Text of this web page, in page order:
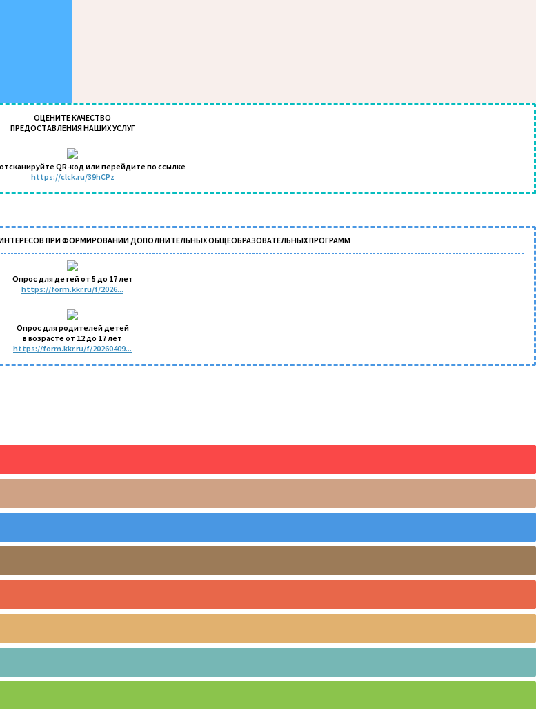
ОЦЕНИТЕ КАЧЕСТВО
ПРЕДОСТАВЛЕНИЯ НАШИХ УСЛУГ
QR-код или перейдите по ссылке
https://clck.ru/39hCPz
ПРИ ФОРМИРОВАНИИ ДОПОЛНИТЕЛЬНЫХ ОБЩЕОБРАЗОВАТЕЛЬНЫХ ПРОГРАММ
Опрос для детей от 5 до 17 лет
https://form.kkr.ru/f/2026...
Опрос для родителей детей
в возрасте от 12 до 17 лет
https://form.kkr.ru/f/20260409...